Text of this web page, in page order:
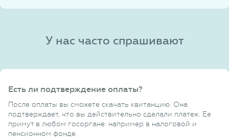
У нас часто спрашивают
Есть ли подтверждение оплаты?
После оплаты вы сможете скачать квитанцию. Она
подтверждает, что вы действительно сделали платеж. Ее
примут в любом госоргане: например в налоговой и
пенсионном фонде.